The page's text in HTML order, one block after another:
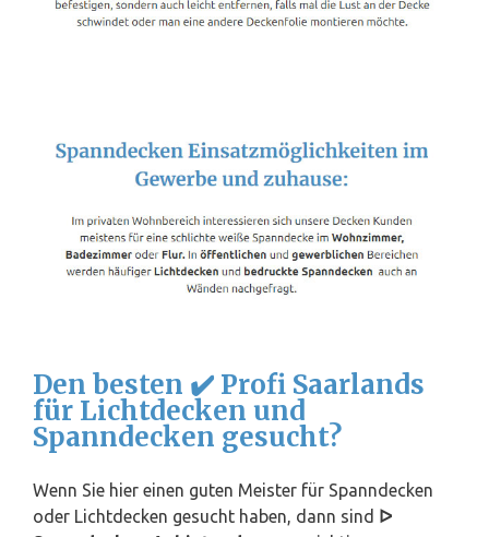
Den besten ✔️ Profi Saarlands
für Lichtdecken und
Spanndecken gesucht?
Wenn Sie hier einen guten Meister für Spanndecken
oder Lichtdecken gesucht haben, dann sind ᐅ